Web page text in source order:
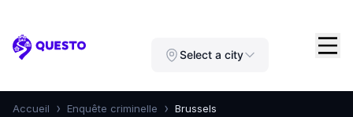
Questo Select a city
Accueil › Enquête criminelle › Brussels